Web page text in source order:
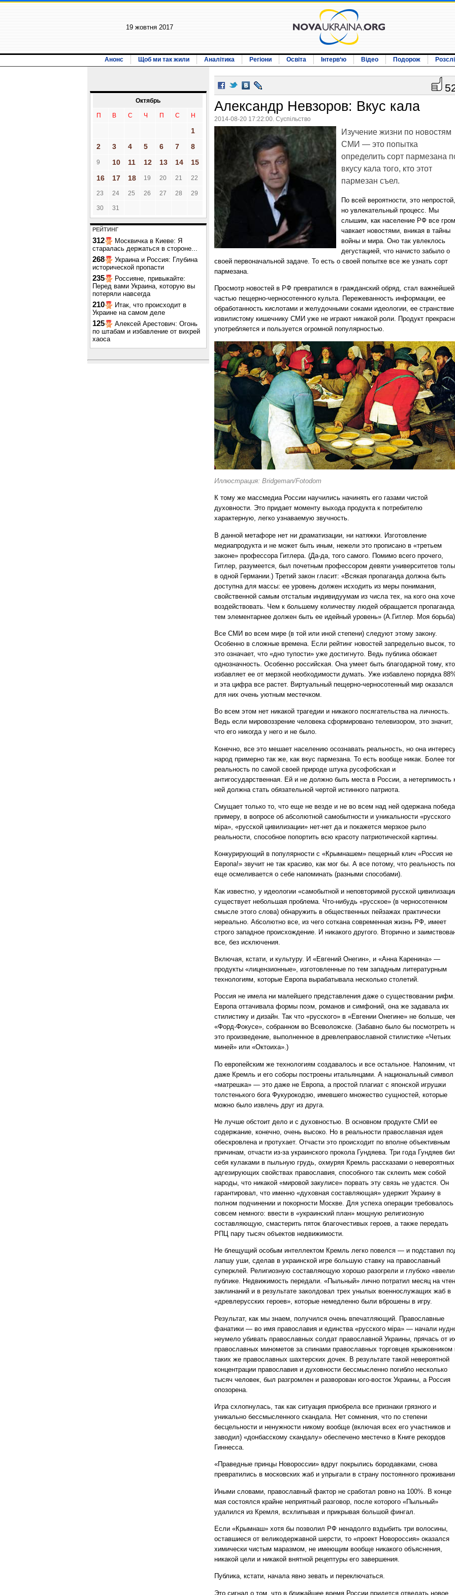
19 жовтня 2017
Анонс Щоб ми так жили Аналітика Регіони Освіта Інтерв‘ю Відео Подорож
Октябрь
П В С Ч П С Н
1
2
3 4 5 6 7 8
9 10 11 12 13 14
15
16
17 18 19 20 21 22
23 24 25 26 27 28 29
30 31
РЕЙТИНГ
312
Москвичка в Киеве: Я
старалась держаться в стороне...
268
Украина и Россия: Глубина
исторической пропасти
235
Россияне, привыкайте:
Перед вами Украина, которую вы
потеряли навсегда
210
Итак, что происходит в
Украине на самом деле
125
Алексей Арестович: Огонь
по штабам и избавление от вихрей
хаоса
Александр Невзоров: Вкус кала
2014-08-20 17:22:00. Суспільство
Изучение жизни по новостям
СМИ — это попытка
определить сорт пармезана
вкусу кала того, кто этот
пармезан съел.
По всей вероятности, это непростой,
но увлекательный процесс. Мы
слышим, как население РФ все
чавкает новостями, вникая в тайны
войны и мира. Оно так увлеклось
дегустацией, что начисто забыло о
своей первоначальной задаче. То есть о своей попытке все же узнать сорт
пармезана.
Просмотр новостей в РФ превратился в гражданский обряд, стал важнейшей
частью пещерно-черносотенного культа. Пережеванность информации, ее
обработанность кислотами и желудочными соками идеологии, ее
извилистому кишечнику СМИ уже не играют никакой роли. Продукт
употребляется и пользуется огромной популярностью.
Иллюстрация: Bridgeman/Fotodom
К тому же массмедиа России научились начинять его газами чистой
духовности. Это придает моменту выхода продукта к потребителю
характерную, легко узнаваемую звучность.
В данной метафоре нет ни драматизации, ни натяжки. Изготовление
медиапродукта и не может быть иным, нежели это прописано в «третьем
законе» профессора Гитлера. (Да-да, того самого. Помимо всего прочего,
Гитлер, разумеется, был почетным профессором девяти университетов
в одной Германии.) Третий закон гласит: «Всякая пропаганда должна быть
доступна для массы: ее уровень должен исходить из меры понимания,
свойственной самым отсталым индивидуумам из числа тех, на кого она
воздействовать. Чем к большему количеству людей обращается пропаганда,
тем элементарнее должен быть ее идейный уровень» (А.Гитлер. Моя борьба).
Все СМИ во всем мире (в той или иной степени) следуют этому закону.
Особенно в сложные времена. Если рейтинг новостей запредельно высок, то
это означает, что «дно тупости» уже достигнуто. Ведь публика обожает
однозначность. Особенно российская. Она умеет быть благодарной тому, кто
избавляет ее от мерзкой необходимости думать. Уже избавлено порядка
и эта цифра все растет. Виртуальный пещерно-черносотенный мир оказался
для них очень уютным местечком.
Во всем этом нет никакой трагедии и никакого посягательства на личность.
Ведь если мировоззрение человека сформировано телевизором, это значит,
что его никогда у него и не было.
Конечно, все это мешает населению осознавать реальность, но она
народ примерно так же, как вкус пармезана. То есть вообще никак. Более
реальность по самой своей природе штука русофобская и
антигосударственная. Ей и не должно быть места в России, а нетерпимость
ней должна стать обязательной чертой истинного патриота.
Смущает только то, что еще не везде и не во всем над ней одержана
примеру, в вопросе об абсолютной самобытности и уникальности «русского
мiра», «русской цивилизации» нет-нет да и покажется мерзкое рыло
реальности, способное попортить всю красоту патриотической картины.
Конкурирующий в популярности с «Крымнашем» пещерный клич «Россия не
Европа!» звучит не так красиво, как мог бы. А все потому, что реальность
еще осмеливается о себе напоминать (разными способами).
Как известно, у идеологии «самобытной и неповторимой русской
существует небольшая проблема. Что-нибудь «русское» (в черносотенном
смысле этого слова) обнаружить в общественных пейзажах практически
нереально. Абсолютно все, из чего соткана современная жизнь РФ, имеет
строго западное происхождение. И никакого другого. Вторично и
все, без исключения.
Включая, кстати, и культуру. И «Евгений Онегин», и «Анна Каренина» —
продукты «лицензионные», изготовленные по тем западным литературным
технологиям, которые Европа вырабатывала несколько столетий.
Россия не имела ни малейшего представления даже о существовании рифм.
Европа оттачивала формы поэм, романов и симфоний, она же задавала их
стилистику и дизайн. Так что «русского» в «Евгении Онегине» не больше,
«Форд-Фокусе», собранном во Всеволожске. (Забавно было бы посмотреть
это произведение, выполненное в древлеправославной стилистике «Четьих
миней» или «Октоиха».)
По европейским же технологиям создавалось и все остальное. Напомним,
даже Кремль и его соборы построены итальянцами. А национальный символ
«матрешка» — это даже не Европа, а простой плагиат с японской игрушки
толстенького бога Фукурокодзю, имевшего множество сущностей, которые
можно было извлечь друг из друга.
Не лучше обстоит дело и с духовностью. В основном продукте СМИ ее
содержание, конечно, очень высоко. Но в реальности православная идея
обескровлена и протухает. Отчасти это происходит по вполне объективным
причинам, отчасти из-за украинского прокола Гундяева. Три года Гундяев бил
себя кулаками в пыльную грудь, охмуряя Кремль рассказами о невероятных
адгезирующих свойствах православия, способного так склеить меж собой
народы, что никакой «мировой закулисе» порвать эту связь не удастся. Он
гарантировал, что именно «духовная составляющая» удержит Украину в
полном подчинении и покорности Москве. Для успеха операции требовалось
совсем немного: ввести в «украинский план» мощную религиозную
составляющую, смастерить пяток благочестивых героев, а также передать
РПЦ пару тысяч объектов недвижимости.
Не блещущий особым интеллектом Кремль легко повелся — и подставил
лапшу уши, сделав в украинской игре большую ставку на православный
суперклей. Религиозную составляющую хорошо разогрели и глубоко
публике. Недвижимость передали. «Пыльный» лично потратил месяц на
заклинаний и в результате заколдовал трех унылых военнослужащих жаб в
«древлерусских героев», которые немедленно были вброшены в игру.
Результат, как мы знаем, получился очень впечатляющий. Православные
фанатики — во имя православия и единства «русского мiра» — начали
неумело убивать православных солдат православной Украины, прячась от
православных минометов за спинами православных торговцев крыжовником
таких же православных шахтерских дочек. В результате такой невероятной
концентрации православия и духовности бессмысленно погибло несколько
тысяч человек, был разгромлен и разворован юго-восток Украины, а Россия
опозорена.
Игра схлопнулась, так как ситуация приобрела все признаки грязного и
уникально бессмысленного скандала. Нет сомнения, что по степени
бесцельности и ненужности никому вообще (включая всех его участников и
заводил) «донбасскому скандалу» обеспечено местечко в Книге рекордов
Гиннесса.
«Праведные принцы Новороссии» вдруг покрылись бородавками, снова
превратились в московских жаб и упрыгали в страну постоянного
Иными словами, православный фактор не сработал ровно на 100%. В конце
мая состоялся крайне неприятный разговор, после которого «Пыльный»
удалился из Кремля, всхлипывая и прикрывая большой фингал.
Если «Крымнаш» хотя бы позволил РФ ненадолго вздыбить три волосины,
оставшиеся от великодержавной шерсти, то «проект Новороссия» оказался
химически чистым маразмом, не имеющим вообще никакого объяснения,
никакой цели и никакой внятной рецептуры его завершения.
Публика, кстати, начала явно зевать и переключаться.
Это сигнал о том, что в ближайшее время России придется отведать новое